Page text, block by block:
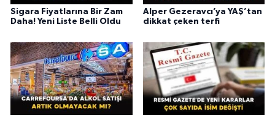
Sigara Fiyatlarına Bir Zam
Daha! Yeni Liste Belli Oldu
Alper Gezeravcı’ya YAŞ’tan
dikkat çeken terfi